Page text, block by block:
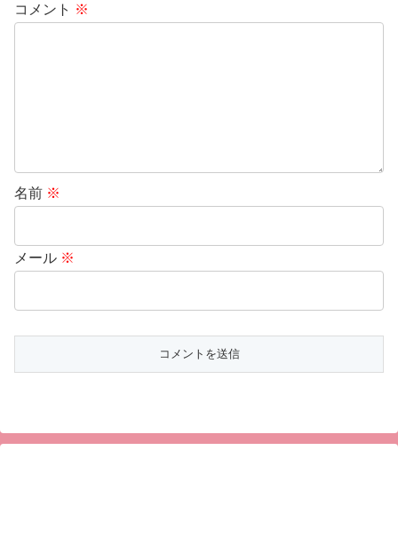
コメント ※
名前 ※
メール ※